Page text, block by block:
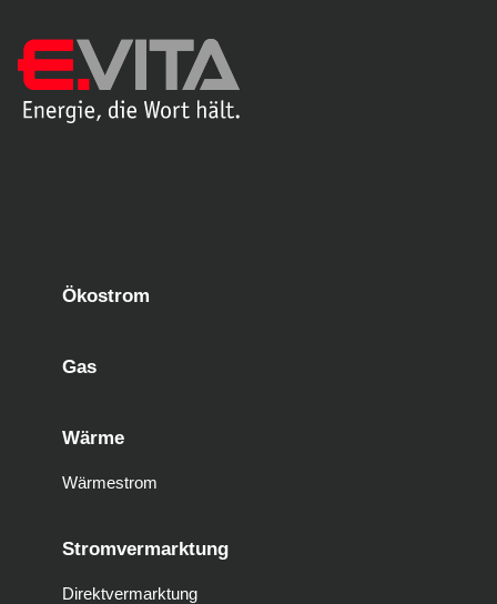
Ökostrom
Gas
Wärme
Wärmestrom
Stromvermarktung
Direktvermarktung